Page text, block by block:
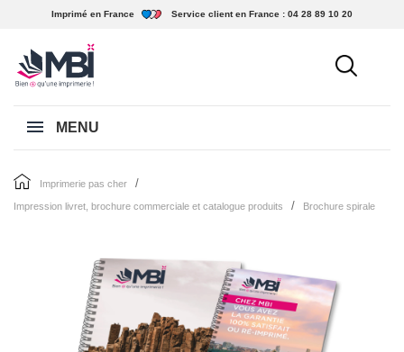
Imprimé en France Service client en France : 04 28 89 10 20
MENU
imprimerie pas cher
impression livret, brochure commerciale et catalogue produits brochure spirale